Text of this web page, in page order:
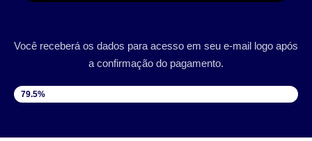
Você receberá os dados para acesso em seu e-mail logo após
a confirmação do pagamento.
VAGAS DISPONÍVEIS
79.5%